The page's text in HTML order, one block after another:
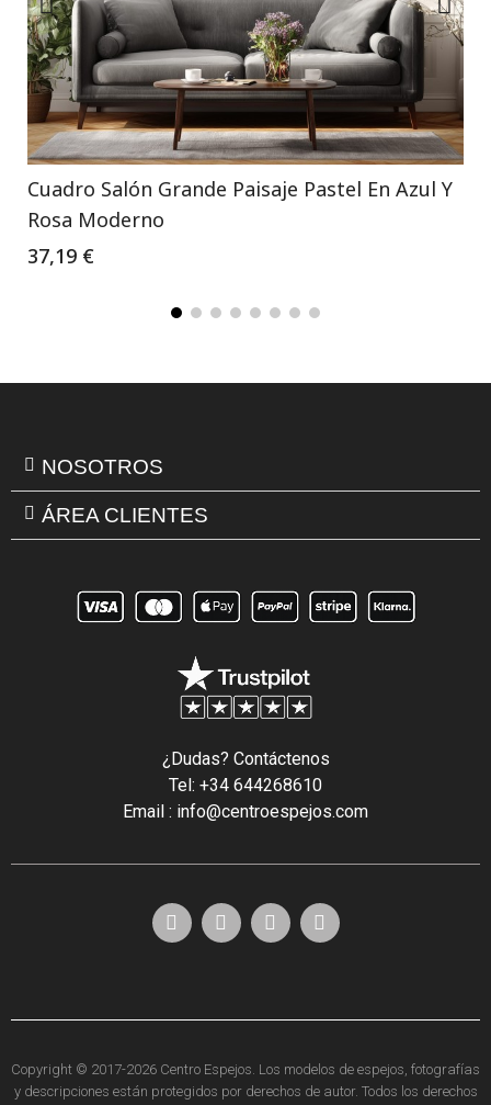
Cuadro Salón Grande Paisaje Pastel En Azul Y
Rosa Moderno
37,19 €
NOSOTROS
ÁREA CLIENTES
¿Dudas? Contáctenos
Tel: +34 644268610
Email : info@centroespejos.com
Copyright © 2017-2026 Centro Espejos. Los modelos de espejos, fotografías
y descripciones están protegidos por derechos de autor. Todos los derechos